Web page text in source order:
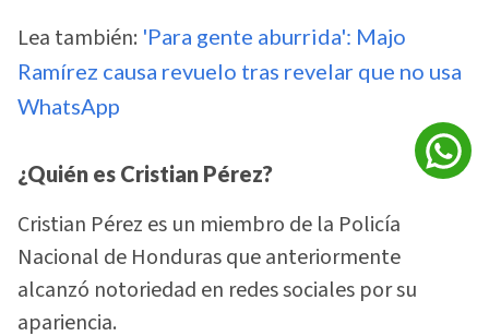
Lea también: 'Para gente aburrida': Majo
Ramírez causa revuelo tras revelar que no usa
WhatsApp
¿Quién es Cristian Pérez?
Cristian Pérez es un miembro de la Policía
Nacional de Honduras que anteriormente
alcanzó notoriedad en redes sociales por su
apariencia.